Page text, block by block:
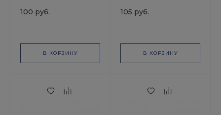
на сетчатой основе,
оксид алюминия
100 руб.
В КОРЗИНУ
на сетчатой основе,
оксид алюминия
105 руб.
В КОРЗИНУ